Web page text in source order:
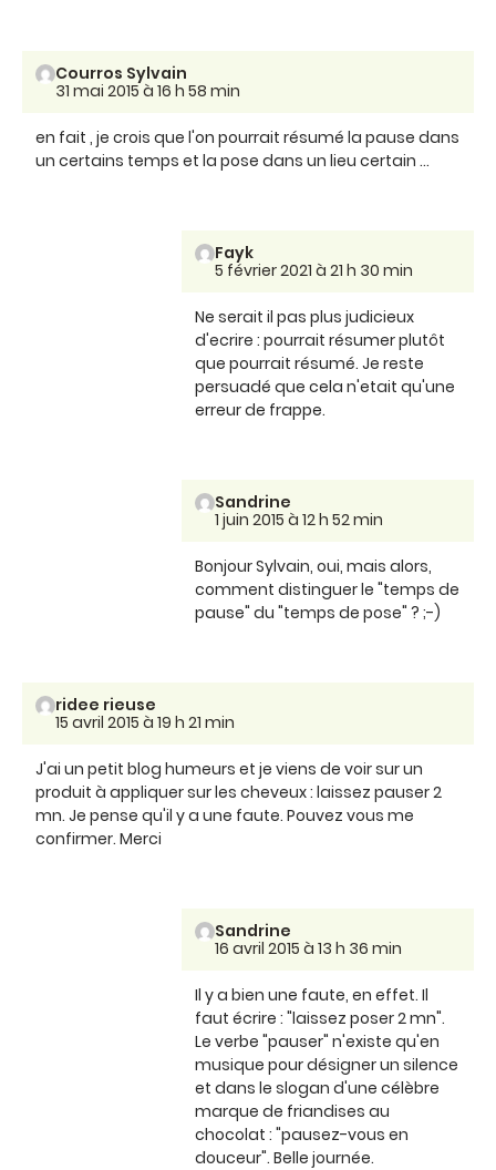
Courros Sylvain
31 mai 2015 à 16 h 58 min
en fait , je crois que l'on pourrait résumé la pause dans
un certains temps et la pose dans un lieu certain ...
Fayk
5 février 2021 à 21 h 30 min
Ne serait il pas plus judicieux
d'ecrire : pourrait résumer plutôt
que pourrait résumé. Je reste
persuadé que cela n'etait qu'une
erreur de frappe.
Sandrine
1 juin 2015 à 12 h 52 min
Bonjour Sylvain, oui, mais alors,
comment distinguer le "temps de
pause" du "temps de pose" ? ;-)
ridee rieuse
15 avril 2015 à 19 h 21 min
J'ai un petit blog humeurs et je viens de voir sur un
produit à appliquer sur les cheveux : laissez pauser 2
mn. Je pense qu'il y a une faute. Pouvez vous me
confirmer. Merci
Sandrine
16 avril 2015 à 13 h 36 min
Il y a bien une faute, en effet. Il
faut écrire : "laissez poser 2 mn".
Le verbe "pauser" n'existe qu'en
musique pour désigner un silence
et dans le slogan d'une célèbre
marque de friandises au
chocolat : "pausez-vous en
douceur". Belle journée.